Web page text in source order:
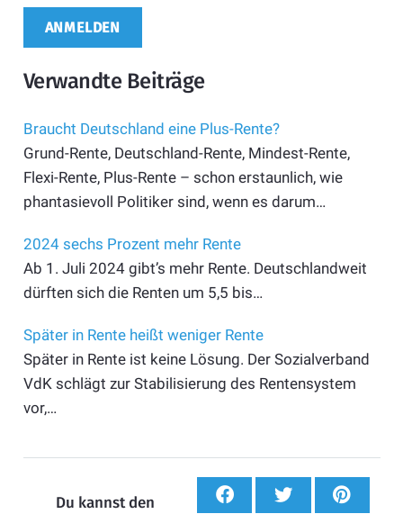
Verwandte Beiträge
Braucht Deutschland eine Plus-Rente?
Grund-Rente, Deutschland-Rente, Mindest-Rente,
Flexi-Rente, Plus-Rente – schon erstaunlich, wie
phantasievoll Politiker sind, wenn es darum…
2024 sechs Prozent mehr Rente
Ab 1. Juli 2024 gibt’s mehr Rente. Deutschlandweit
dürften sich die Renten um 5,5 bis…
Später in Rente heißt weniger Rente
Später in Rente ist keine Lösung. Der Sozialverband
VdK schlägt zur Stabilisierung des Rentensystem
vor,…
Du kannst den